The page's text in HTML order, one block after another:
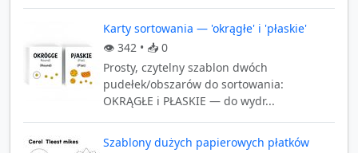
Karty sortowania — 'okrągłe' i 'płaskie'
👁️ 342 • 📥 0
Prosty, czytelny szablon dwóch
pudełek/obszarów do sortowania:
OKRĄGŁE i PŁASKIE — do wydr...
Szablony dużych papierowych płatków